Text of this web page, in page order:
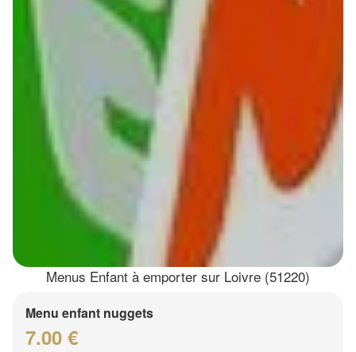
Menus Enfant à emporter sur Loivre (51220)
Menu enfant nuggets
7.00 €